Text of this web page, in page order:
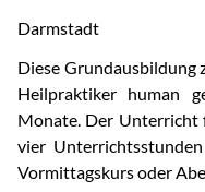
Darmstadt
Diese Grundausbildung
Heilpraktiker human
Monate. Der Unterricht
vier
Vormittagskurs oder